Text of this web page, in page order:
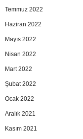
Temmuz 2022
Haziran 2022
Mayıs 2022
Nisan 2022
Mart 2022
Şubat 2022
Ocak 2022
Aralık 2021
Kasım 2021